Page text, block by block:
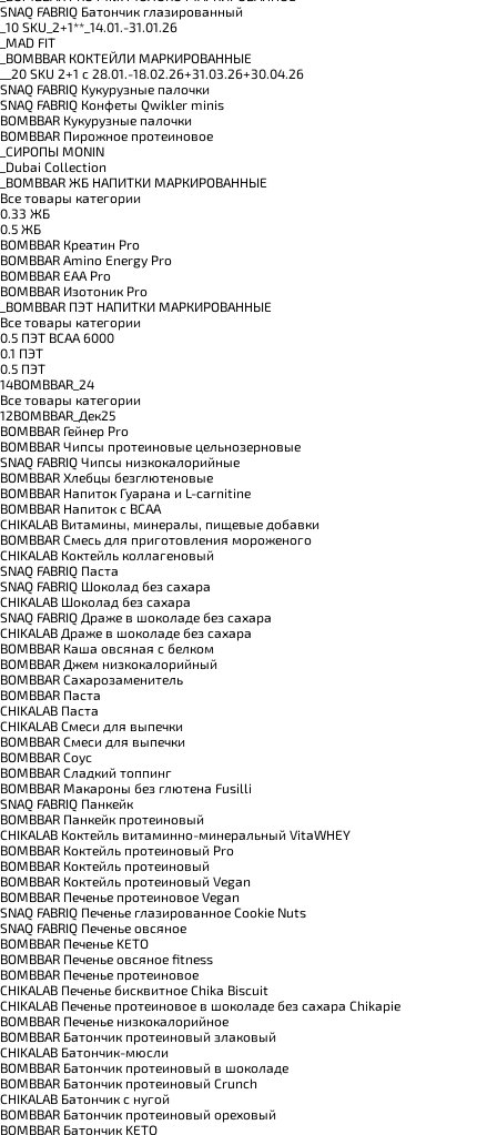
SNAQ FABRIQ Батончик глазированный
_10 SKU_2+1**_14.01.-31.01.26
_MAD FIT
_BOMBBAR КОКТЕЙЛИ МАРКИРОВАННЫЕ
__20 SKU 2+1 с 28.01.-18.02.26+31.03.26+30.04.26
SNAQ FABRIQ Кукурузные палочки
SNAQ FABRIQ Конфеты Qwikler minis
BOMBBAR Кукурузные палочки
BOMBBAR Пирожное протеиновое
_CИРОПЫ MONIN
_Dubai Collection
_BOMBBAR ЖБ НАПИТКИ МАРКИРОВАННЫЕ
Все товары категории
0.33 ЖБ
0.5 ЖБ
BOMBBAR Креатин Pro
BOMBBAR Amino Energy Pro
BOMBBAR EAA Pro
BOMBBAR Изотоник Pro
_BOMBBAR ПЭТ НАПИТКИ МАРКИРОВАННЫЕ
Все товары категории
0.5 ПЭТ ВСАА 6000
0.1 ПЭТ
0.5 ПЭТ
14BOMBBAR_24
Все товары категории
12BOMBBAR_Дек25
BOMBBAR Гейнер Pro
BOMBBAR Чипсы протеиновые цельнозерновые
SNAQ FABRIQ Чипсы низкокалорийные
BOMBBAR Хлебцы безглютеновые
BOMBBAR Напиток Гуарана и L-carnitine
BOMBBAR Напиток с BCAA
CHIKALAB Витамины, минералы, пищевые добавки
BOMBBAR Смесь для приготовления мороженого
CHIKALAB Коктейль коллагеновый
SNAQ FABRIQ Паста
SNAQ FABRIQ Шоколад без сахара
CHIKALAB Шоколад без сахара
SNAQ FABRIQ Драже в шоколаде без сахара
CHIKALAB Драже в шоколаде без сахара
BOMBBAR Каша овсяная с белком
BOMBBAR Джем низкокалорийный
BOMBBAR Сахарозаменитель
BOMBBAR Паста
CHIKALAB Паста
CHIKALAB Смеси для выпечки
BOMBBAR Смеси для выпечки
BOMBBAR Соус
BOMBBAR Сладкий топпинг
BOMBBAR Макароны без глютена Fusilli
SNAQ FABRIQ Панкейк
BOMBBAR Панкейк протеиновый
CHIKALAB Коктейль витаминно-минеральный VitaWHEY
BOMBBAR Коктейль протеиновый Pro
BOMBBAR Коктейль протеиновый
BOMBBAR Коктейль протеиновый Vegan
BOMBBAR Печенье протеиновое Vegan
SNAQ FABRIQ Печенье глазированное Cookie Nuts
SNAQ FABRIQ Печенье овсяное
BOMBBAR Печенье KETO
BOMBBAR Печенье овсяное fitness
BOMBBAR Печенье протеиновое
CHIKALAB Печенье бисквитное Chika Biscuit
CHIKALAB Печенье протеиновое в шоколаде без сахара Chikapie
BOMBBAR Печенье низкокалорийное
BOMBBAR Батончик протеиновый злаковый
CHIKALAB Батончик-мюсли
BOMBBAR Батончик протеиновый в шоколаде
BOMBBAR Батончик протеиновый Crunch
CHIKALAB Батончик с нугой
BOMBBAR Батончик протеиновый ореховый
BOMBBAR Батончик KETO